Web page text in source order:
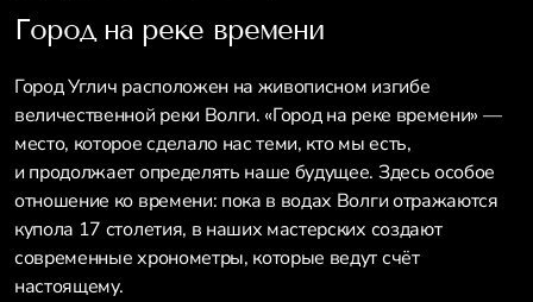
Город на реке времени
Город Углич расположен на живописном изгибе
величественной реки Волги. «Город на реке времени» —
место, которое сделало нас теми, кто мы есть,
и продолжает определять наше будущее. Здесь особое
отношение ко времени: пока в водах Волги отражаются
купола 17 столетия, в наших мастерских создают
современные хронометры, которые ведут счёт
настоящему.